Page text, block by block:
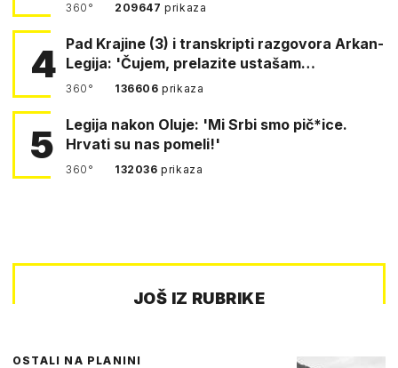
360° 209647prikaza
4 Pad Krajine (3) i transkripti razgovora Arkan-
Legija: 'Čujem, prelazite ustašam…
360° 136606prikaza
5
Legija nakon Oluje: 'Mi Srbi smo pič*ice.
Hrvati su nas pomeli!'
360° 132036prikaza
JOŠ IZ RUBRIKE
OSTALI NA PLANINI